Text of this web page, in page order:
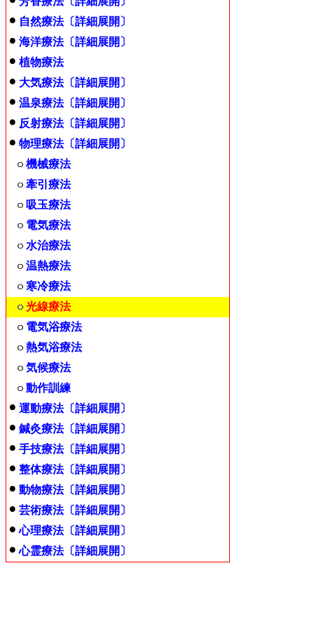
自然療法〔詳細展開〕
海洋療法〔詳細展開〕
植物療法
大気療法〔詳細展開〕
温泉療法〔詳細展開〕
反射療法〔詳細展開〕
物理療法〔詳細展開〕
機械療法
牽引療法
吸玉療法
電気療法
水治療法
温熱療法
寒冷療法
光線療法
電気浴療法
熱気浴療法
気候療法
動作訓練
運動療法〔詳細展開〕
鍼灸療法〔詳細展開〕
手技療法〔詳細展開〕
整体療法〔詳細展開〕
動物療法〔詳細展開〕
芸術療法〔詳細展開〕
心理療法〔詳細展開〕
心霊療法〔詳細展開〕